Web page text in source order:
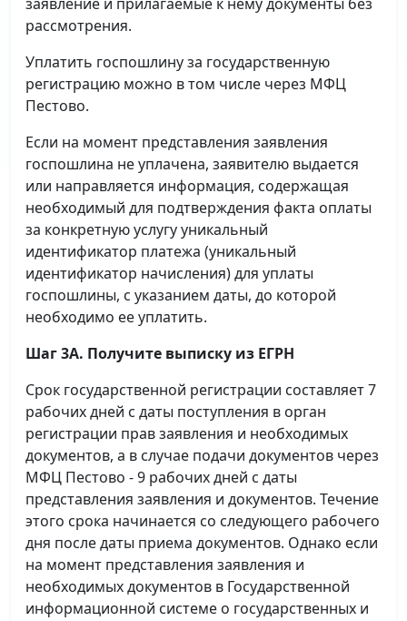
рассмотрения.
Уплатить госпошлину за государственную
регистрацию можно в том числе через МФЦ
Пестово.
Если на момент представления заявления
госпошлина не уплачена, заявителю выдается
или направляется информация, содержащая
необходимый для подтверждения факта оплаты
за конкретную услугу уникальный
идентификатор платежа (уникальный
идентификатор начисления) для уплаты
госпошлины, с указанием даты, до которой
необходимо ее уплатить.
Шаг 3А. Получите выписку из ЕГРН
Срок государственной регистрации составляет 7
рабочих дней с даты поступления в орган
регистрации прав заявления и необходимых
документов, а в случае подачи документов через
МФЦ Пестово - 9 рабочих дней с даты
представления заявления и документов. Течение
этого срока начинается со следующего рабочего
дня после даты приема документов. Однако если
на момент представления заявления и
необходимых документов в Государственной
информационной системе о государственных и